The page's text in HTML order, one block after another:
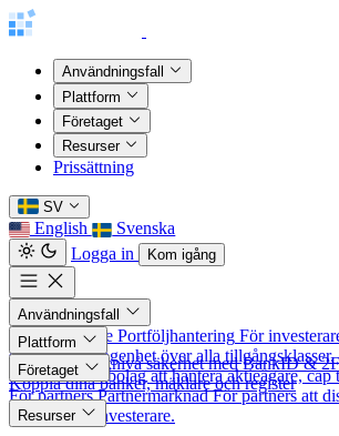
Användningsfall
Plattform
Företaget
Resurser
Prissättning
SV
English
Svenska
Logga in
Kom igång
Användningsfall
För investerare Portföljhantering För
sitt nettoförmögenhet över alla tillgångsklasser.
Relations
För bolag att hantera aktieägare,
För partners Partnermarknad För partners att
till nordiska investerare.
Plattform
Säkerhet Banknivå säkerhet med BankID &
Koppla dina banker, mäklare och register
Företaget
Om oss
Resurser